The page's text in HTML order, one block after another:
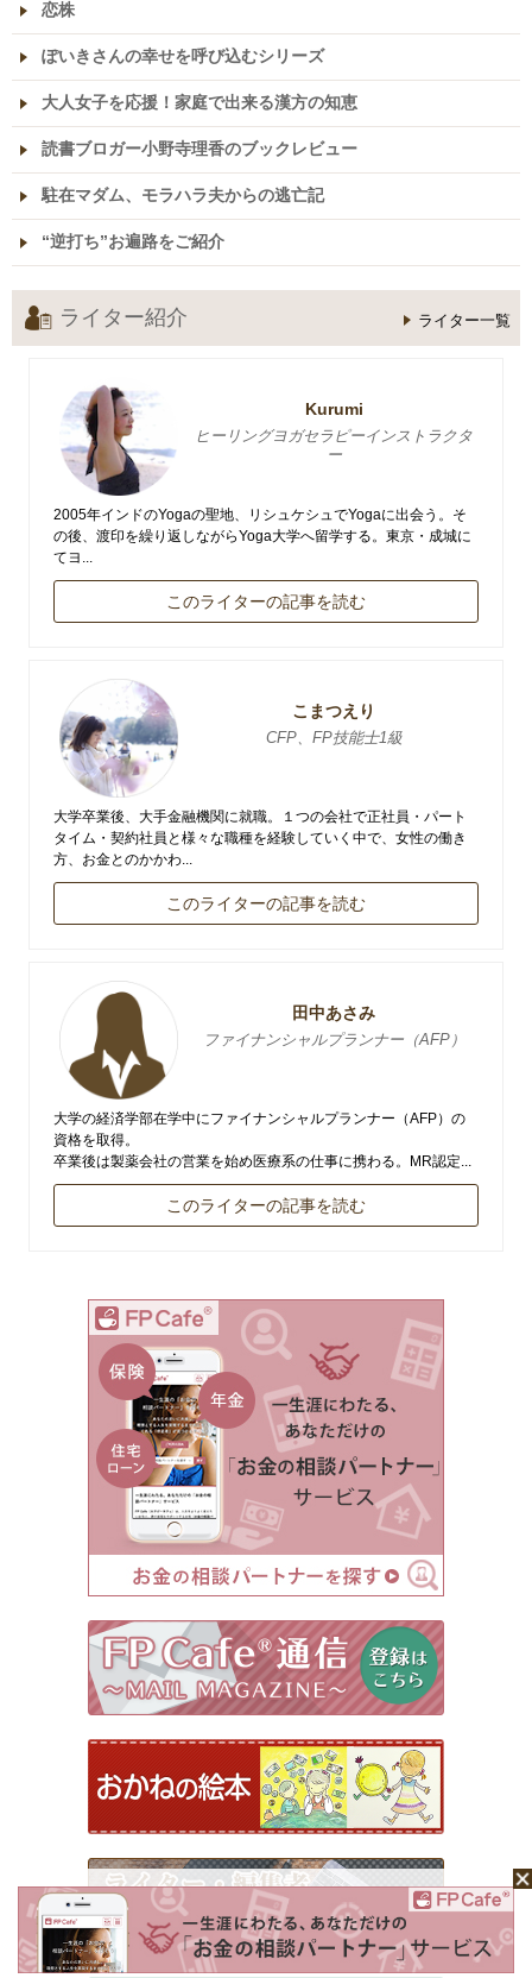
恋株
ぽいきさんの幸せを呼び込むシリーズ
大人女子を応援！家庭で出来る漢方の知恵
読書ブロガー小野寺理香のブックレビュー
駐在マダム、モラハラ夫からの逃亡記
“逆打ち”お遍路をご紹介
ライター紹介 ライター一覧
Kurumi
ヒーリングヨガセラピーインストラクタ
ー
2005年インドのYogaの聖地、リシュケシュでYogaに出会う。そ
の後、渡印を繰り返しながらYoga大学へ留学する。東京・成城に
てヨ...
このライターの記事を読む
こまつえり
CFP、FP技能士1級
大学卒業後、大手金融機関に就職。１つの会社で正社員・パート
タイム・契約社員と様々な職種を経験していく中で、女性の働き
方、お金とのかかわ...
このライターの記事を読む
田中あさみ
ファイナンシャルプランナー（AFP）
大学の経済学部在学中にファイナンシャルプランナー（AFP）の
資格を取得。
卒業後は製薬会社の営業を始め医療系の仕事に携わる。MR認定...
このライターの記事を読む